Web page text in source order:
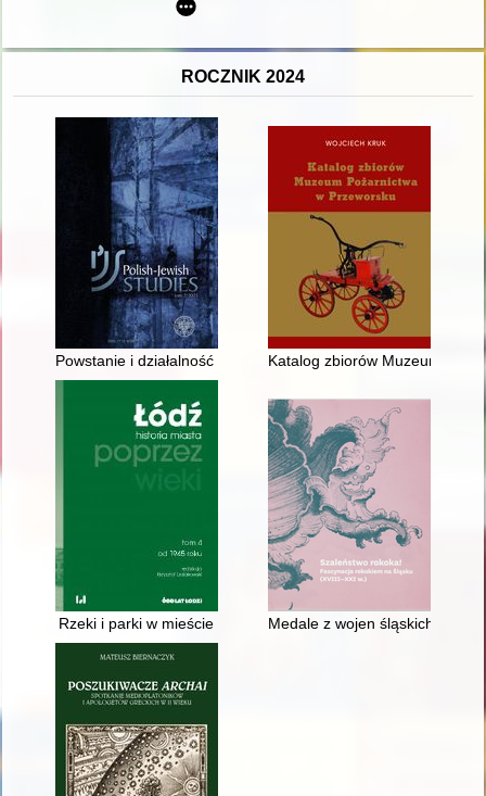
ROCZNIK 2024
Powstanie i działalność komunistycznego oddziału
Katalog zbiorów Muzeum
Rzeki i parki w mieście Medale z wojen śląskich